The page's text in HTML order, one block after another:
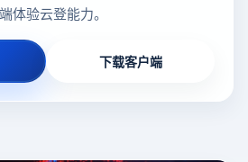
体验云登能力。
下载客户端